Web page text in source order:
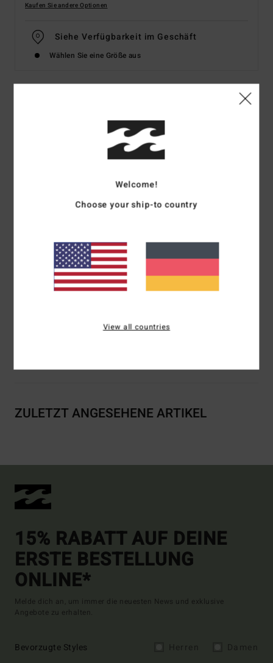
Kaufen Sie andere Optionen
Siehe Verfügbarkeit im Geschäft
Wählen Sie eine Größe aus
Frauen Schwarz T-Shirt
Farbcodekta0
Core-Kollektion
Passform:lockere Passform
Rundhalsausschnitt
Ärmel:kurzärmlig
Logo:Druckgrafik mit weicher Farbe
ZULETZT ANGESEHENE ARTIKEL
15% RABATT AUF DEINE
ERSTE BESTELLUNG
ONLINE*
Melde dich an, um immer die neuesten News und exklusive
Angebote zu erhalten.
Bevorzugte Styles
Welcome!
Choose your ship-to country
View all countries